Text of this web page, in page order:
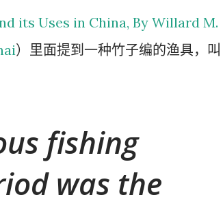
its Uses in China, By Willard M.
）里面提到一种竹子编的渔具，叫
fishing
was the